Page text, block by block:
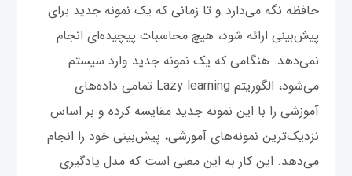
حافظه نگه می‌دارد و تا زمانی که یک نمونه جدید برای
پیش‌بینی ارائه شود، هیچ محاسبات پیچیده‌ای انجام
نمی‌دهد. هنگامی که یک نمونه جدید وارد سیستم
می‌شود، الگوریتم Lazy learning تمامی داده‌های
آموزشی را با این نمونه جدید مقایسه کرده و بر اساس
نزدیک‌ترین نمونه‌های آموزشی، پیش‌بینی خود را انجام
می‌دهد. این کار به این معنی است که مدل یادگیری